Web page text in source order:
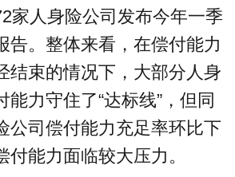
家人身险公司发布今年一季
告。整体来看，在偿付能力
结束的情况下，大部分人身
能力守住了“达标线”，但同
公司偿付能力充足率环比下
付能力面临较大压力。